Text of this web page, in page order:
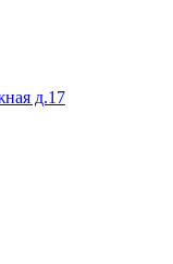
д.17